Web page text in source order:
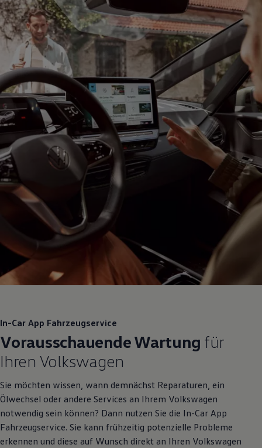
In-Car App Fahrzeugservice
Vorausschauende Wartung für
Ihren Volkswagen
Sie möchten wissen, wann demnächst Reparaturen, ein
Ölwechsel oder andere Services an Ihrem Volkswagen
notwendig sein können? Dann nutzen Sie die In-Car App
Fahrzeugservice. Sie kann frühzeitig potenzielle Probleme
erkennen und diese auf Wunsch direkt an Ihren Volkswagen